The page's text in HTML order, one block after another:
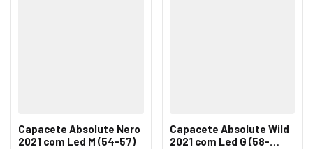
Capacete Absolute Nero
2021 com Led M (54-57)
Capacete Absolute Wild
2021 com Led G (58-